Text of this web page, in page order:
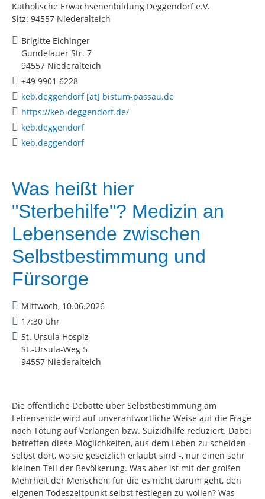
Katholische Erwachsenenbildung Deggendorf e.V.
Sitz: 94557 Niederalteich
Brigitte Eichinger
Gundelauer Str. 7
94557 Niederalteich
+49 9901 6228
keb.deggendorf [at] bistum-passau.de
https://keb-deggendorf.de/
keb.deggendorf
keb.deggendorf
Was heißt hier
"Sterbehilfe"? Medizin an
Lebensende zwischen
Selbstbestimmung und
Fürsorge
Mittwoch, 10.06.2026
17:30 Uhr
St. Ursula Hospiz
St.-Ursula-Weg 5
94557 Niederalteich
Die öffentliche Debatte über Selbstbestimmung am
Lebensende wird auf unverantwortliche Weise auf die Frage
nach Tötung auf Verlangen bzw. Suizidhilfe reduziert. Dabei
betreffen diese Möglichkeiten, aus dem Leben zu scheiden -
selbst dort, wo sie gesetzlich erlaubt sind -, nur einen sehr
kleinen Teil der Bevölkerung. Was aber ist mit der großen
Mehrheit der Menschen, für die es nicht darum geht, den
eigenen Todeszeitpunkt selbst festlegen zu wollen? Was